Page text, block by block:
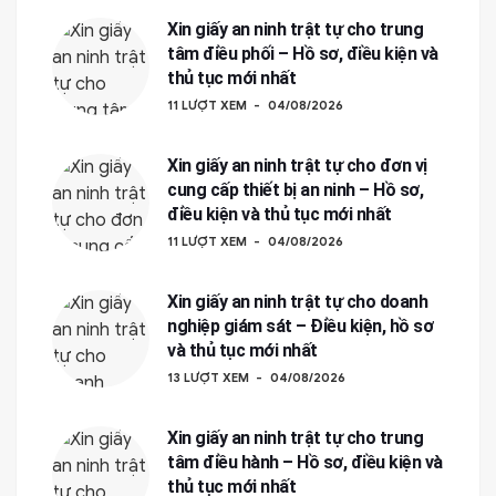
Xin giấy an ninh trật tự cho trung
tâm điều phối – Hồ sơ, điều kiện và
thủ tục mới nhất
11 LƯỢT XEM 04/08/2026
Xin giấy an ninh trật tự cho đơn vị
cung cấp thiết bị an ninh – Hồ sơ,
điều kiện và thủ tục mới nhất
11 LƯỢT XEM 04/08/2026
Xin giấy an ninh trật tự cho doanh
nghiệp giám sát – Điều kiện, hồ sơ
và thủ tục mới nhất
13 LƯỢT XEM 04/08/2026
Xin giấy an ninh trật tự cho trung
tâm điều hành – Hồ sơ, điều kiện và
thủ tục mới nhất